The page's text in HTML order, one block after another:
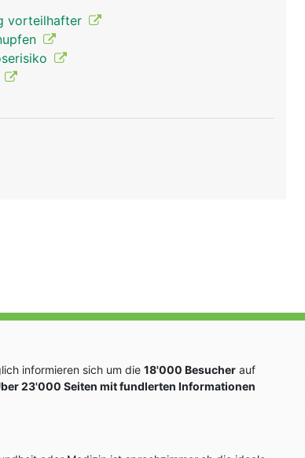
vorteilhafter
informieren sich um die 18'000 Besucher auf
23'000 Seiten mit fundlerten Informationen